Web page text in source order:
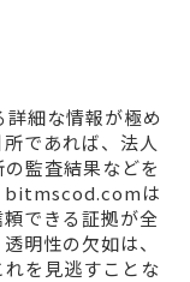
細な情報が極め
であれば、法人
監査結果などを
bitmscod.comは
できる証拠が全
明性の欠如は、
を見逃すことな